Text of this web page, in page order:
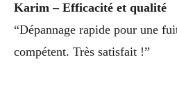
Karim – Efficacité et qualité
“Dépannage rapide pour une
compétent. Très satisfait !”